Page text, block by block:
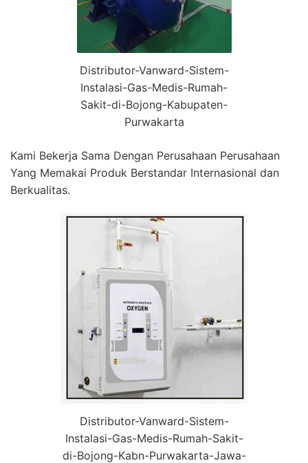
Distributor-Vanward-Sistem-
Instalasi-Gas-Medis-Rumah-
Sakit-di-Bojong-Kabupaten-
Purwakarta
Kami Bekerja Sama Dengan Perusahaan Perusahaan
Yang Memakai Produk Berstandar Internasional dan
Berkualitas.
Distributor-Vanward-Sistem-
Instalasi-Gas-Medis-Rumah-Sakit-
di-Bojong-Kabn-Purwakarta-Jawa-